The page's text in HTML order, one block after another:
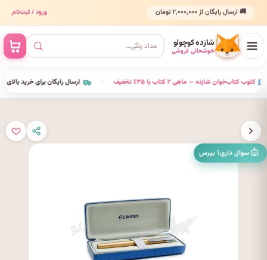
🚚 ارسال رایگان از ۲٬۰۰۰٬۰۰۰ تومان ورود / ثبت‌نام
شازده کوچولو
خوشحالی فروشی
ارسال رایگان برای خرید بالای • کلوب کتاب‌خوان شازده — ماهی ۲ کتاب با ۳۵٪ تخفیف •
سوال داری؟ بپرس